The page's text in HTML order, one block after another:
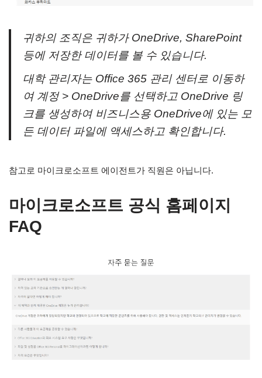
귀하의 조직은 귀하가 OneDrive, SharePoint
등에 저장한 데이터를 볼 수 있습니다.
대학 관리자는 Office 365 관리 센터로 이동하
여 계정 > OneDrive를 선택하고 OneDrive 링
크를 생성하여 비즈니스용 OneDrive에 있는 모
든 데이터 파일에 액세스하고 확인합니다.
참고로 마이크로소프트 에이전트가 직원은 아닙니다.
마이크로소프트 공식 홈페이지
FAQ